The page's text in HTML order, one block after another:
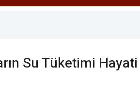
Su Tüketimi Hayati